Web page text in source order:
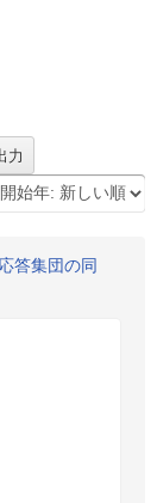
答集団の同